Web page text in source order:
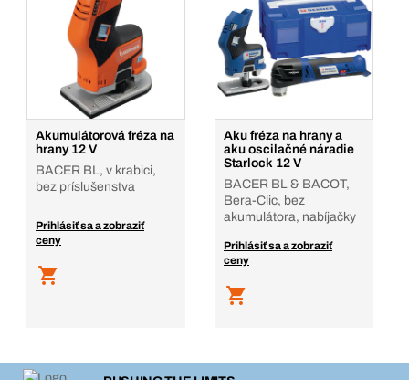
Akumulátorová fréza na
hrany 12 V
BACER BL, v krabici,
bez príslušenstva
Prihlásiť sa a zobraziť
ceny
Aku fréza na hrany a
aku oscilačné náradie
Starlock 12 V
BACER BL & BACOT,
Bera-Clic, bez
akumulátora, nabíjačky
Prihlásiť sa a zobraziť
ceny